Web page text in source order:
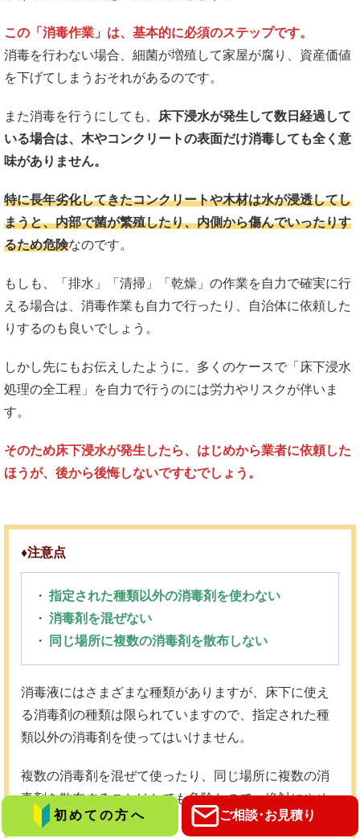
ご相談･お見積り
この「消毒作業」は、基本的に必須のステップです。
消毒を行わない場合、細菌が増殖して家屋が腐り、資産価値
を下げてしまうおそれがあるのです。
また消毒を行うにしても、
床下浸水が発生して数日経過して
いる場合は、木やコンクリートの表面だけ消毒しても全く意
味がありません。
特に長年劣化してきたコンクリートや木材は水が浸透してし
まうと、内部で菌が繁殖したり、内側から傷んでいったりす
るため危険なのです。
もしも、「排水」「清掃」「乾燥」の作業を自力で確実に行
える場合は、消毒作業も自力で行ったり、自治体に依頼した
りするのも良いでしょう。
しかし先にもお伝えしたように、多くのケースで「床下浸水
処理の全工程」を自力で行うのには労力やリスクが伴いま
す。
そのため床下浸水が発生したら、はじめから業者に依頼した
ほうが、後から後悔しないですむでしょう。
♦注意点
指定された種類以外の消毒剤を使わない
消毒剤を混ぜない
同じ場所に複数の消毒剤を散布しない
消毒液にはさまざまな種類がありますが、床下に使え
る消毒剤の種類は限られていますので、指定された種
類以外の消毒剤を使ってはいけません。
複数の消毒剤を混ぜて使ったり、同じ場所に複数の消
毒剤を散布することはとても危険なので、絶対にやめ
ましょう。初めての方へ